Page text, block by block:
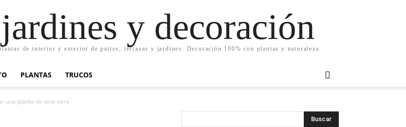
y decoración
de interior y exterior de patios, terrazas y jardines. Decoración 100% con plantas y naturaleza.
PLANTAS TRUCOS
una planta de aloe vera